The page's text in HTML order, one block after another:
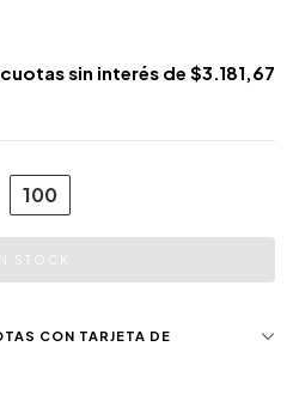
cuotas sin interés de $3.181,67
100